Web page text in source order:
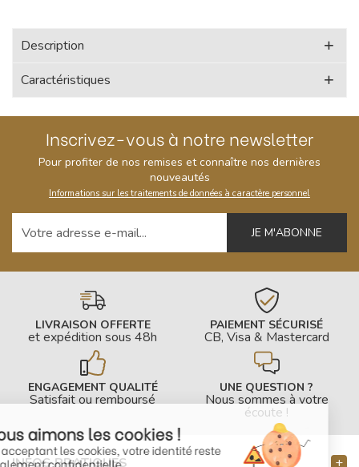
Description
Caractéristiques
Inscrivez-vous à notre newsletter
Pour profiter de nos remises et connaître nos dernières
nouveautés
Informations sur les traitements de données à caractère personnel
LIVRAISON OFFERTE
et expédition sous 48h
PAIEMENT SÉCURISÉ
CB, Visa & Mastercard
ENGAGEMENT QUALITÉ
Satisfait ou remboursé
UNE QUESTION ?
Nous sommes à votre
écoute !
INFOS PRATIQUES
Nous aimons les cookies !
En acceptant les cookies, votre identité reste
totalement confidentielle.